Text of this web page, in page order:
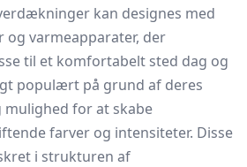
kan designes med
og varmeapparater, der
til et komfortabelt sted dag og
populært på grund af deres
for at skabe
farver og intensiteter. Disse
i strukturen af